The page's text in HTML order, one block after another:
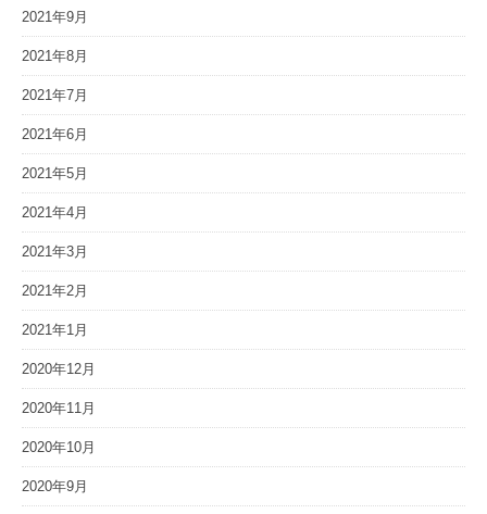
2021年9月
2021年8月
2021年7月
2021年6月
2021年5月
2021年4月
2021年3月
2021年2月
2021年1月
2020年12月
2020年11月
2020年10月
2020年9月